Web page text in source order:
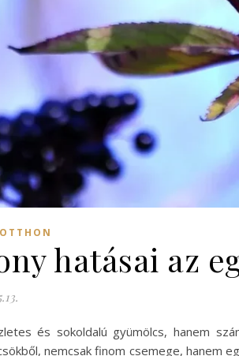
OTTHON
hatásai az
és sokoldalú gyümölcs, hanem
nemcsak finom csemege, hanem